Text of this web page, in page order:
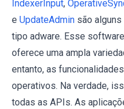
IndexerInput,
e UpdateAdmin são
tipo adware. Esse
oferece uma ampla
entanto, as
operativos. Na verdade,
todas as APIs. As